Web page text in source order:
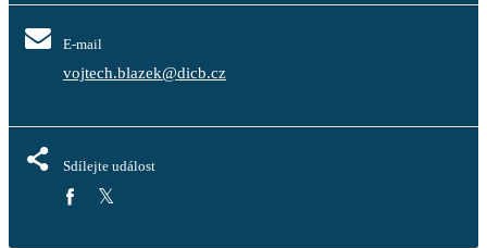
E-mail
vojtech.blazek@dicb.cz
Sdílejte událost